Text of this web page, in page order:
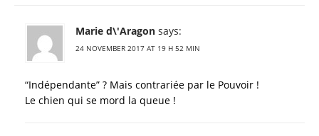
Marie d\'Aragon says:
24 NOVEMBER 2017 AT 19 H 52 MIN
“Indépendante” ? Mais contrariée par le Pouvoir !
Le chien qui se mord la queue !